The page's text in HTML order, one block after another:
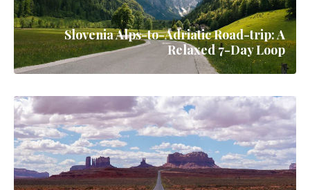
Slovenia Alps-to-Adriatic Road-trip: A
Relaxed 7-Day Loop